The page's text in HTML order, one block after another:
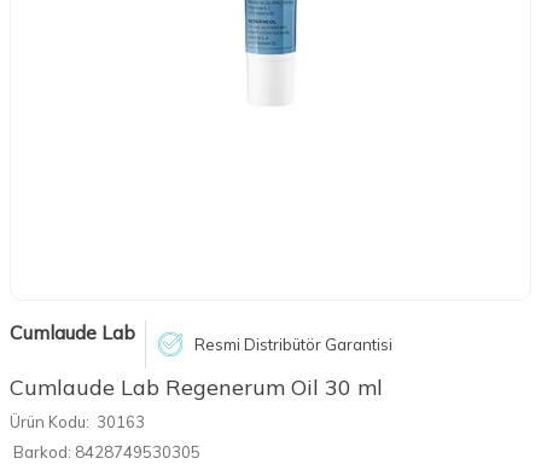
Cumlaude Lab Resmi Distribütör Garantisi
Cumlaude Lab Regenerum Oil 30 ml
Ürün Kodu: 30163
Barkod: 8428749530305